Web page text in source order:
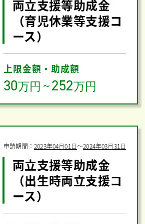
両立支援等助成金
（育児休業等支援コ
ース）
上限金額・助成額
30万円 ～252万円
申請期間：2023年04月01日〜2024年03月31日
両立支援等助成金
（出生時両立支援コ
ース）